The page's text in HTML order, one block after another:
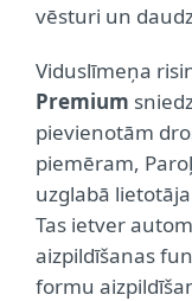
vēsturi un
Viduslīmeņa
Premium
pievienotām
piemēram,
uzglabā
Tas ietver
aizpildīšanas
formu